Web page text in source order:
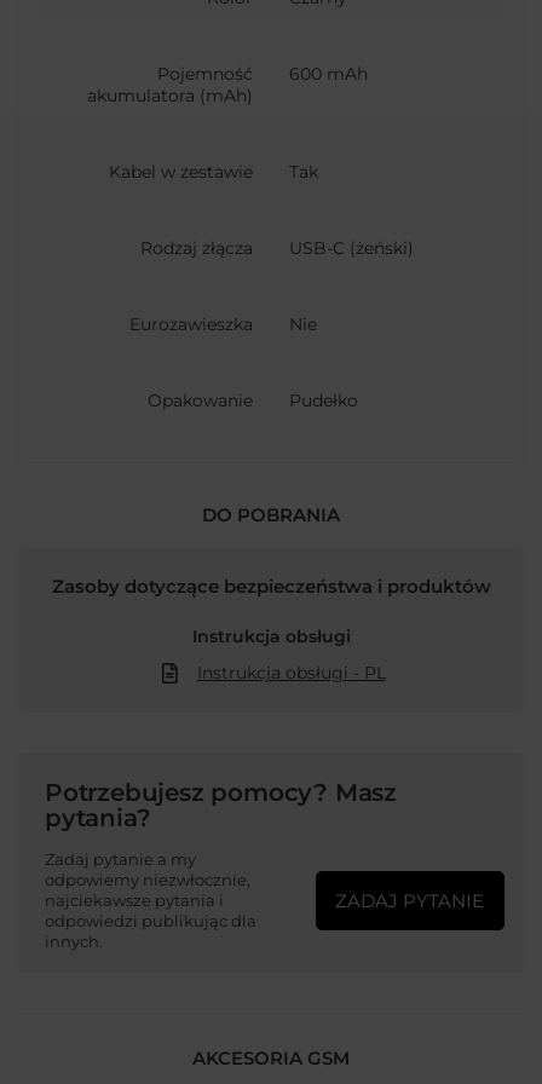
Pojemność
akumulatora (mAh)
600 mAh
Kabel w zestawie Tak
Rodzaj złącza USB-C (żeński)
Eurozawieszka Nie
Opakowanie Pudełko
DO POBRANIA
Zasoby dotyczące bezpieczeństwa i produktów
Instrukcja obsługi
Instrukcja obsługi - PL
Potrzebujesz pomocy? Masz
pytania?
Zadaj pytanie a my
odpowiemy niezwłocznie,
najciekawsze pytania i
odpowiedzi publikując dla
innych.
ZADAJ PYTANIE
AKCESORIA GSM